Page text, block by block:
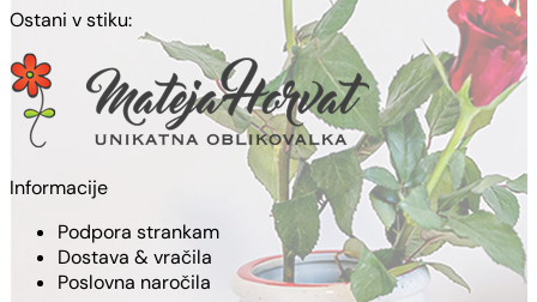
Ostani v stiku:
Informacije
Podpora strankam
Dostava & vračila
Poslovna naročila